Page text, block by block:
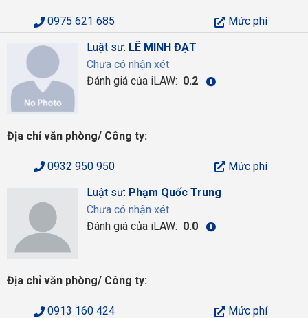
0975 621 685
Mức phí
Luật sư: LÊ MINH ĐẠT
Chưa có nhận xét
Đánh giá của iLAW: 0.2
Địa chỉ văn phòng/ Công ty:
0932 950 950
Mức phí
Luật sư: Phạm Quốc Trung
Chưa có nhận xét
Đánh giá của iLAW: 0.0
Địa chỉ văn phòng/ Công ty:
0913 160 424
Mức phí